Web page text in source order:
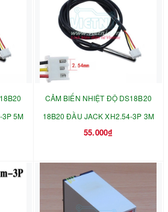
5M
CẢM BIẾN NHIỆT ĐỘ DS18B20
18B20 ĐẦU JACK XH2.54-3P 3M
55.000₫